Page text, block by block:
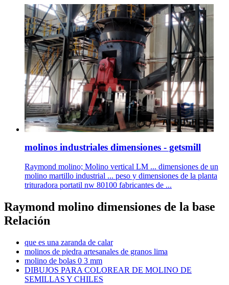
molinos industriales dimensiones - getsmill
Raymond molino; Molino vertical LM ... dimensiones de un
molino martillo industrial ... peso y dimensiones de la planta
trituradora portatil nw 80100 fabricantes de ...
Raymond molino dimensiones de la base
Relación
que es una zaranda de calar
molinos de piedra artesanales de granos lima
molino de bolas 0 3 mm
DIBUJOS PARA COLOREAR DE MOLINO DE
SEMILLAS Y CHILES